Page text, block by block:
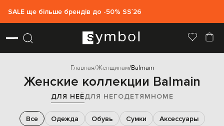
SALE ще більше брендів до -50% SS`26
Главная Женщинам Balmain
Женские коллекции Balmain
ДЛЯ НЕЁДЛЯ НЕГОДЕТЯМHOME
Все Одежда Обувь Сумки Аксессуары